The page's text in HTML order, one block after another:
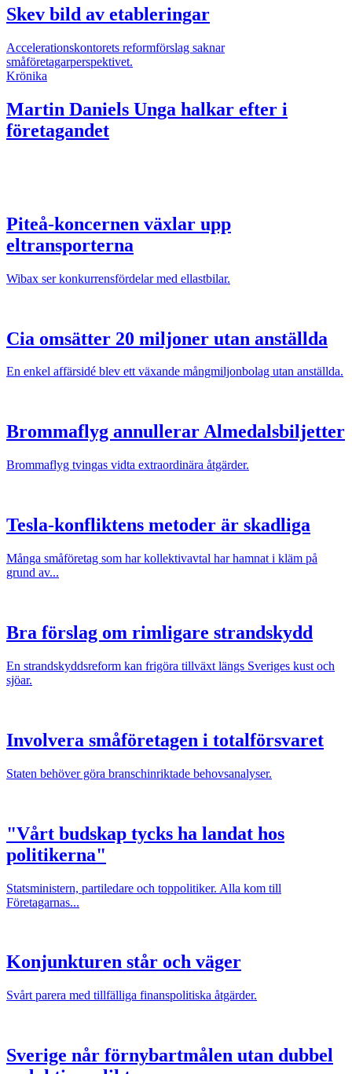
Skev bild av etableringar
Accelerationskontorets reformförslag saknar
småföretagarperspektivet.
Krönika
Martin Daniels Unga halkar efter i
företagandet
Piteå-koncernen växlar upp
eltransporterna
Wibax ser konkurrensfördelar med ellastbilar.
Cia omsätter 20 miljoner utan anställda
En enkel affärsidé blev ett växande mångmiljonbolag utan anställda.
Brommaflyg annullerar Almedalsbiljetter
Brommaflyg tvingas vidta extraordinära åtgärder.
Tesla-konfliktens metoder är skadliga
Många småföretag som har kollektivavtal har hamnat i kläm på
grund av...
Bra förslag om rimligare strandskydd
En strandskyddsreform kan frigöra tillväxt längs Sveriges kust och
sjöar.
Involvera småföretagen i totalförsvaret
Staten behöver göra branschinriktade behovsanalyser.
"Vårt budskap tycks ha landat hos
politikerna"
Statsministern, partiledare och toppolitiker. Alla kom till
Företagarnas...
Konjunkturen står och väger
Svårt parera med tillfälliga finanspolitiska åtgärder.
Sverige når förnybartmålen utan dubbel